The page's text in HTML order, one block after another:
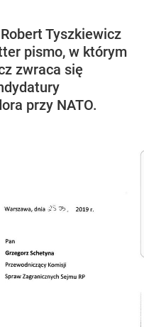
Tyszkiewicz
pismo, w którym
zwraca się
przy NATO.